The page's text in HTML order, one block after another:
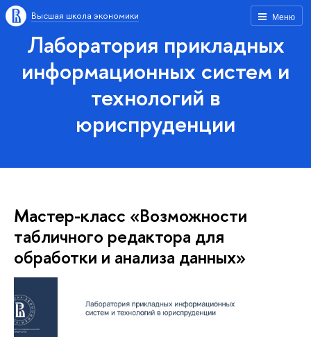
Меню
Высшая школа экономики
Лаборатория прикладных
информационных систем и
технологий в
юриспруденции
Мастер-класс «Возможности
табличного редактора для
обработки и анализа данных»